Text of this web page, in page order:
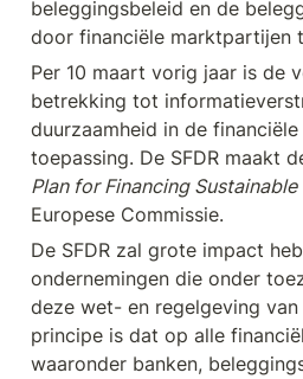
beleggingsbeleid en de
door financiële marktpartijen
Per 10 maart vorig jaar is de
betrekking tot
duurzaamheid in de
toepassing. De SFDR maakt
Plan for Financing
Europese Commissie.
De SFDR zal grote impact
ondernemingen die onder
deze wet- en regelgeving
principe is dat op alle
waaronder banken,